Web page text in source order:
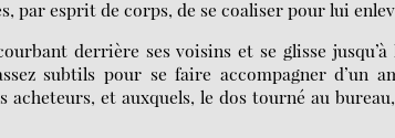
par esprit de corps, de se coaliser pour lui
derrière ses voisins et se glisse
subtils pour se faire accompagner d’un
acheteurs, et auxquels, le dos tourné au